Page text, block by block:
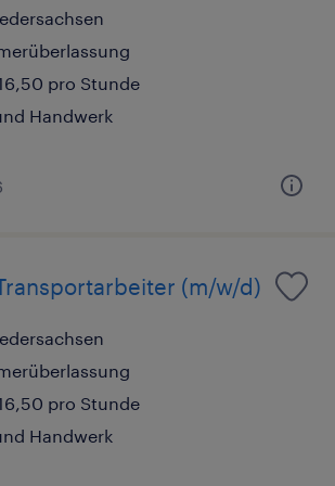
pro Stunde
Handwerk
(m/w/d)
pro Stunde
Handwerk